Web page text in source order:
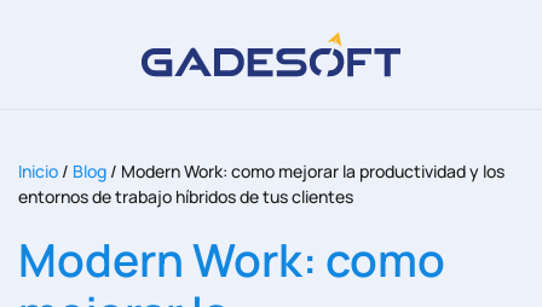
Inicio / Blog / Modern Work: como mejorar la productividad y los
entornos de trabajo híbridos de tus clientes
Modern Work: como